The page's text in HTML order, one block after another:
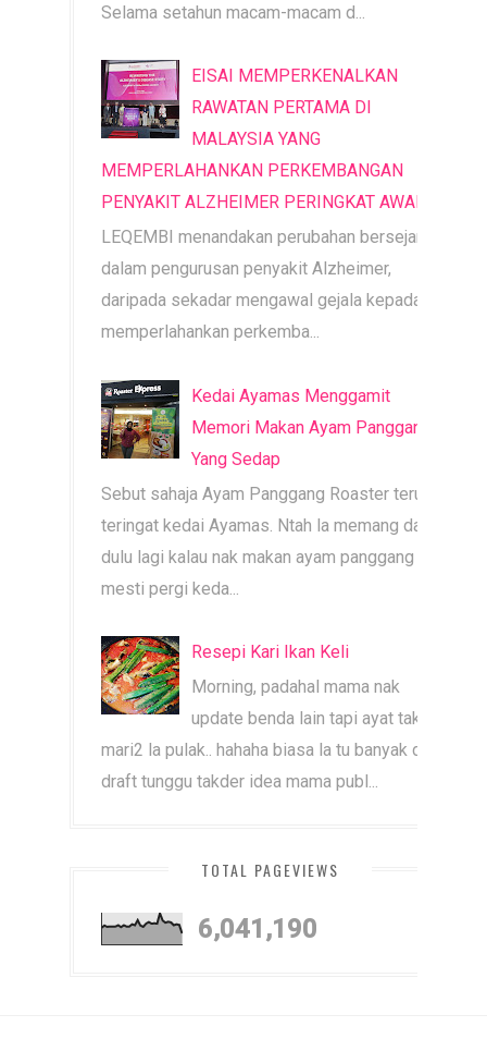
Selama setahun macam-macam d...
EISAI MEMPERKENALKAN
RAWATAN PERTAMA DI
MALAYSIA YANG
MEMPERLAHANKAN PERKEMBANGAN
PENYAKIT ALZHEIMER PERINGKAT AWAL
LEQEMBI menandakan perubahan bersejarah
dalam pengurusan penyakit Alzheimer,
daripada sekadar mengawal gejala kepada
memperlahankan perkemba...
Kedai Ayamas Menggamit
Memori Makan Ayam Panggang
Yang Sedap
Sebut sahaja Ayam Panggang Roaster terus
teringat kedai Ayamas. Ntah la memang dari
dulu lagi kalau nak makan ayam panggang
mesti pergi keda...
Resepi Kari Ikan Keli
Morning, padahal mama nak
update benda lain tapi ayat tak
mari2 la pulak.. hahaha biasa la tu banyak dah
draft tunggu takder idea mama publ...
TOTAL PAGEVIEWS
6,041,190